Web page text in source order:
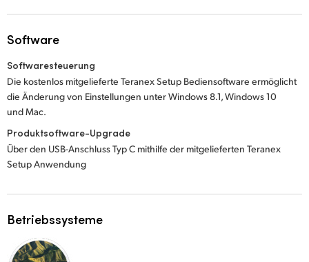
Software
Softwaresteuerung
Die kostenlos mitgelieferte Teranex Setup Bediensoftware ermöglicht
die Änderung von Einstellungen unter Windows 8.1, Windows 10
und Mac.
Produktsoftware-Upgrade
Über den USB-Anschluss Typ C mithilfe der mitgelieferten Teranex
Setup Anwendung
Betriebssysteme